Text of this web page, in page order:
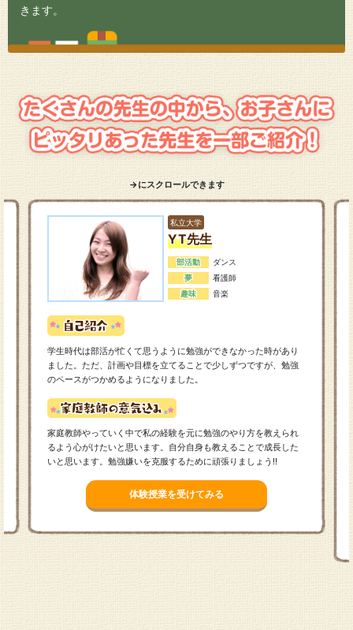
きます。
→にスクロールできます
私立大学
YT先生
部活動
ダンス
夢
看護師
趣味
音楽
学生時代は部活が忙くて思うように勉強ができなかった時があり
ました。ただ、計画や目標を立てることで少しずつですが、勉強
のペースがつかめるようになりました。
家庭教師やっていく中で私の経験を元に勉強のやり方を教えられ
るよう心がけたいと思います。自分自身も教えることで成長した
いと思います。勉強嫌いを克服するために頑張りましょう!!
体験授業を受けてみる